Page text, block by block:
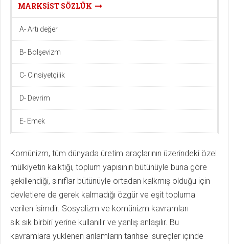
MARKSIST SÖZLÜK
A- Artı değer
B- Bolşevizm
C- Cinsiyetçilik
D- Devrim
E- Emek
Komünizm, tüm dünyada üretim araçlarının üzerindeki özel
mülkiyetin kalktığı, toplum yapısının bütünüyle buna göre
şekillendiği, sınıflar bütünüyle ortadan kalkmış olduğu için
devletlere de gerek kalmadığı özgür ve eşit topluma
verilen isimdir. Sosyalizm ve komünizm kavramları
sık sık birbiri yerine kullanılır ve yanlış anlaşılır. Bu
kavramlara yüklenen anlamların tarihsel süreçler içinde